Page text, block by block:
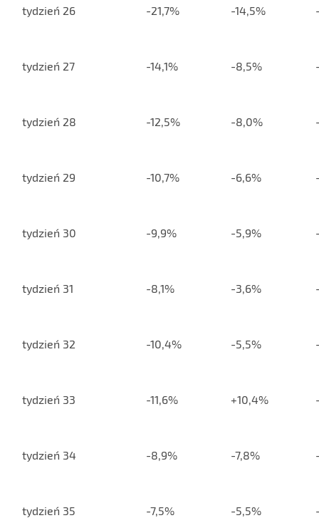
tydzień 26 -21,7% -14,5%
tydzień 27 -14,1% -8,5%
tydzień 28 -12,5% -8,0%
tydzień 29 -10,7% -6,6%
tydzień 30 -9,9% -5,9%
tydzień 31 -8,1% -3,6%
tydzień 32 -10,4% -5,5%
tydzień 33 -11,6% +10,4%
tydzień 34 -8,9% -7,8%
tydzień 35 -7,5% -5,5%